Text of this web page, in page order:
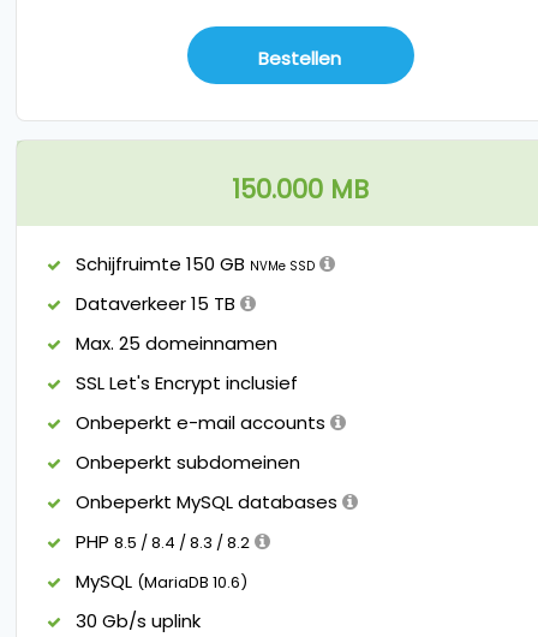
Bestellen
150.000 MB
Schijfruimte 150 GB NVMe SSD
Dataverkeer 15 TB
Max. 25 domeinnamen
SSL Let's Encrypt inclusief
Onbeperkt e-mail accounts
Onbeperkt subdomeinen
Onbeperkt MySQL databases
PHP8.5 / 8.4 / 8.3 / 8.2
MySQL (MariaDB 10.6)
30 Gb/s uplink